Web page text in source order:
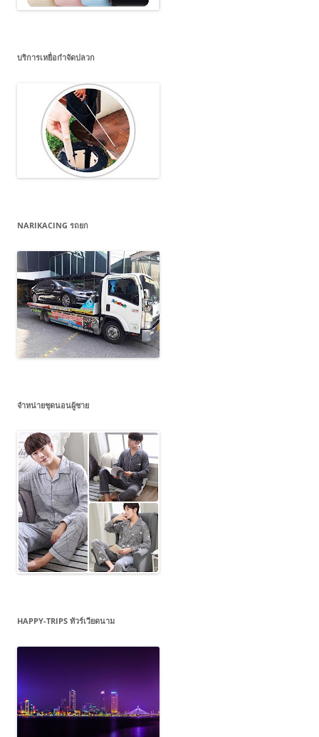
บริการเหยื่อกำจัดปลวก
NARIKACING รถยก
จำหน่ายชุดนอนผู้ชาย
HAPPY-TRIPS ทัวร์เวียดนาม